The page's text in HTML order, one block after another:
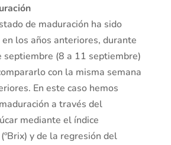
de maduración ha sido
los años anteriores, durante
septiembre (8 a 11 septiembre)
con la misma semana
En este caso hemos
a través del
mediante el índice
y de la regresión del